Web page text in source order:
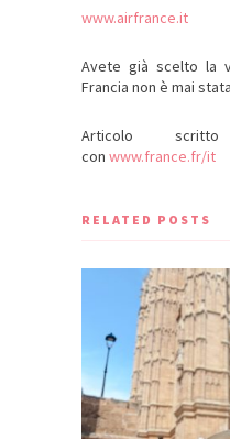
www.airfrance.it
Avete già scelto la
Francia non è mai
Articolo
con www.france.fr/it
RELATED POSTS